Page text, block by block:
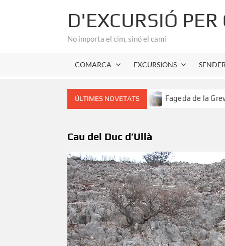
D'EXCURSIÓ
No importa el cim, sinó el camí
COMARCA EXCURSIONS
ÚLTIMES NOVETATS
de l’Alta Garrotxa Fageda de la Grevolosa: El
Cau del Duc d’Ullà